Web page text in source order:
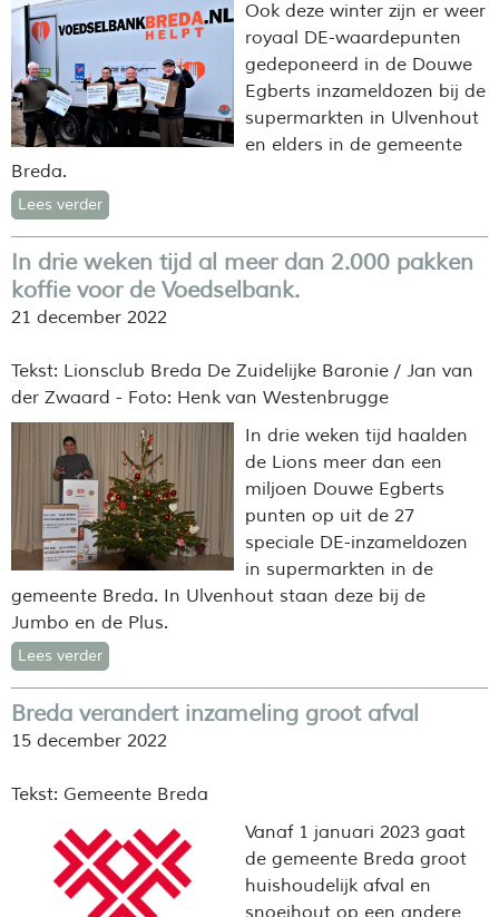
Ook deze winter zijn er weer
royaal DE-waardepunten
gedeponeerd in de Douwe
Egberts inzameldozen bij de
supermarkten in Ulvenhout
en elders in de gemeente
Breda.
Lees verder
In drie weken tijd al meer dan 2.000 pakken
koffie voor de Voedselbank.
21 december 2022
Tekst: Lionsclub Breda De Zuidelijke Baronie / Jan van
der Zwaard - Foto: Henk van Westenbrugge
In drie weken tijd haalden
de Lions meer dan een
miljoen Douwe Egberts
punten op uit de 27
speciale DE-inzameldozen
in supermarkten in de
gemeente Breda. In Ulvenhout staan deze bij de
Jumbo en de Plus.
Lees verder
Breda verandert inzameling groot afval
15 december 2022
Tekst: Gemeente Breda
Vanaf 1 januari 2023 gaat
de gemeente Breda groot
huishoudelijk afval en